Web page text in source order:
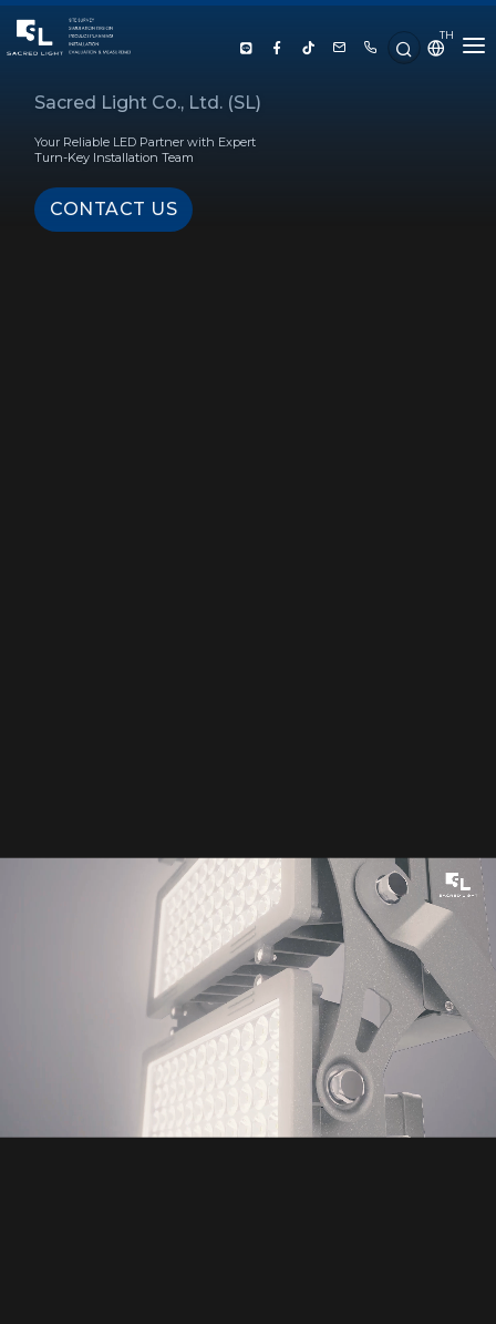
TH
HOME
ABOUT US
PRODUCT
Sacred Light Co., Ltd. (SL)
Your Reliable LED Partner with Expert
Turn-Key Installation Team
CONTACT US